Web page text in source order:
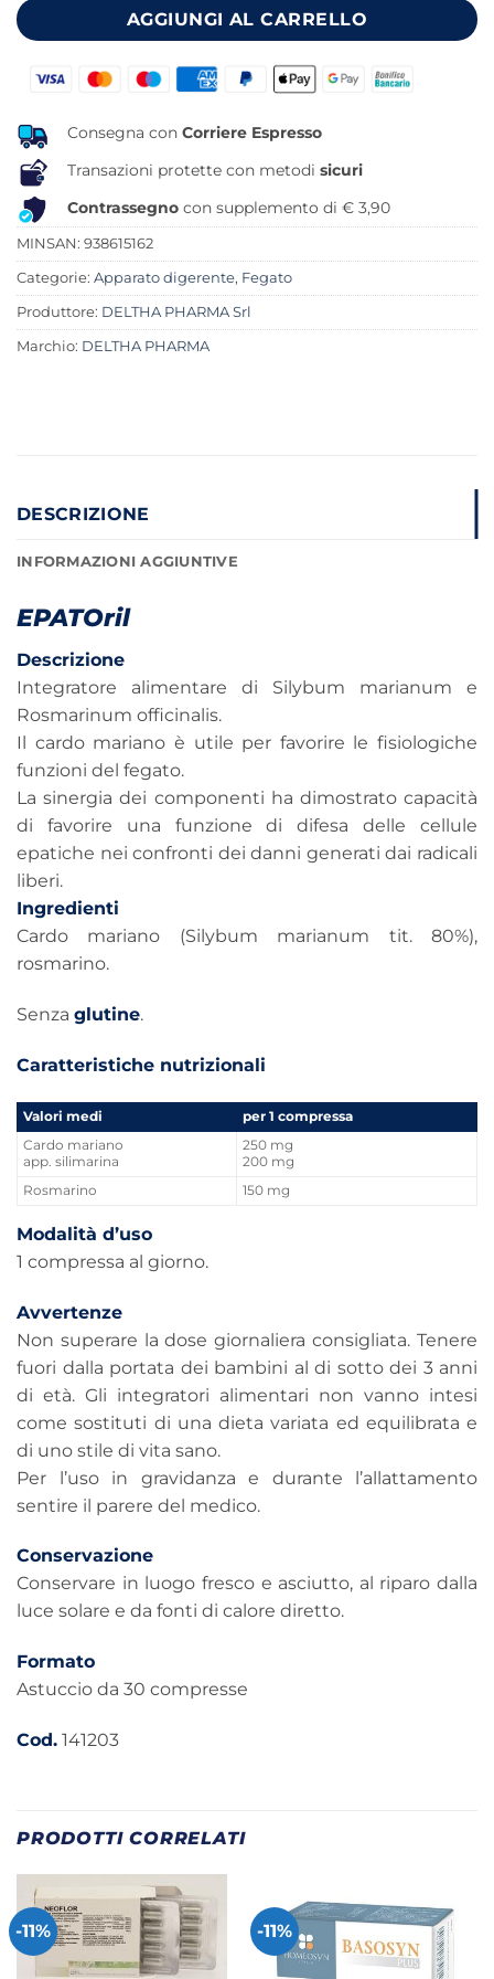
AGGIUNGI AL CARRELLO
Consegna con Corriere Espresso
Transazioni protette con metodi sicuri
Contrassegno con supplemento di € 3,90
MINSAN: 938615162
Categorie: Apparato digerente, Fegato
Produttore: DELTHA PHARMA Srl
Marchio: DELTHA PHARMA
DESCRIZIONE
INFORMAZIONI AGGIUNTIVE
EPATOril
Descrizione
Integratore alimentare di Silybum marianum e
Rosmarinum officinalis.
Il cardo mariano è utile per favorire le fisiologiche
funzioni del fegato.
La sinergia dei componenti ha dimostrato capacità
di favorire una funzione di difesa delle cellule
epatiche nei confronti dei danni generati dai radicali
liberi.
Ingredienti
Cardo mariano (Silybum marianum tit. 80%),
rosmarino.
Senza glutine.
Caratteristiche nutrizionali
Valori medi
per 1 compressa
Cardo mariano
app. silimarina
250 mg
200 mg
Rosmarino
150 mg
Modalità d’uso
1 compressa al giorno.
Avvertenze
Non superare la dose giornaliera consigliata. Tenere
fuori dalla portata dei bambini al di sotto dei 3 anni
di età. Gli integratori alimentari non vanno intesi
come sostituti di una dieta variata ed equilibrata e
di uno stile di vita sano.
Per l’uso in gravidanza e durante l’allattamento
sentire il parere del medico.
Conservazione
Conservare in luogo fresco e asciutto, al riparo dalla
luce solare e da fonti di calore diretto.
Formato
Astuccio da 30 compresse
Cod. 141203
PRODOTTI CORRELATI
-11% -11%